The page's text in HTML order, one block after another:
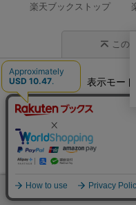
楽天ブックストップ
この
表示モード
企業情報 個人情報保護
©